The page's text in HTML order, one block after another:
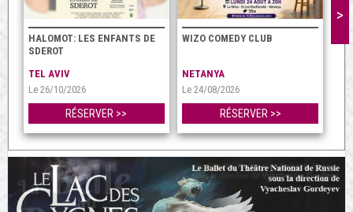
HALOMOT: LES ENFANTS DE
SDEROT
TEL AVIV
Le 26/10/2026
RÉSERVER >>
WIZO COMEDY CLUB
NETANYA
Le 24/08/2026
RÉSERVER >>
>